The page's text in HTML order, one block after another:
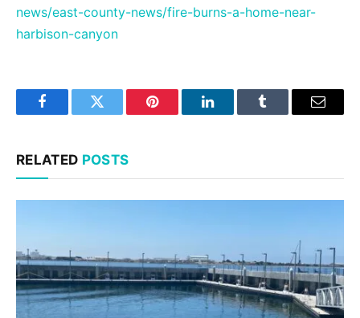
news/east-county-news/fire-burns-a-home-near-
harbison-canyon
FacebookTwitter Pinterest LinkedInTumblr Email
RELATED POSTS